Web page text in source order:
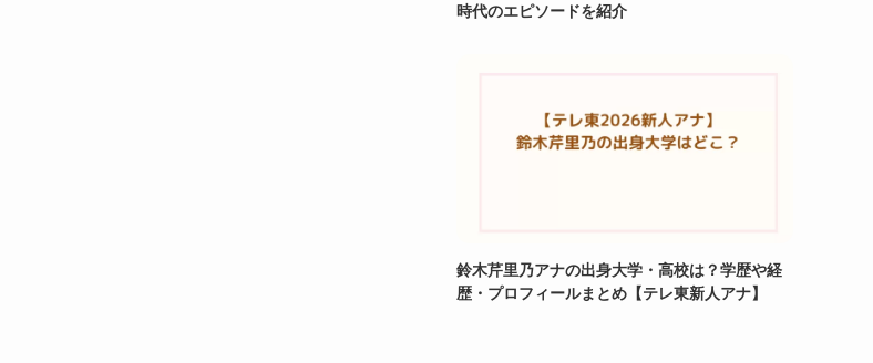
時代のエピソードを紹介
鈴木芹里乃アナの出身大学・高校は？学歴や経
歴・プロフィールまとめ【テレ東新人アナ】